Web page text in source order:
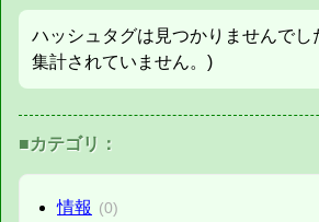
ハッシュタグは見つかりませんでし
集計されていません。)
■カテゴリ：
情報 (0)